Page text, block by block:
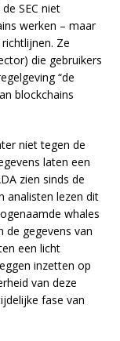
SEC niet
werken – maar
Ze
die gebruikers
“de
blockchains
niet tegen de
laten een
zien sinds de
analisten lezen dit
whales
de gegevens van
een licht
inzetten op
van deze
fase van